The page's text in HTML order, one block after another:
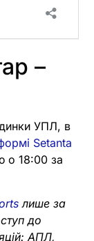
–
УПЛ, в
Setanta
о 18:00 за
лише за
до
АПЛ,